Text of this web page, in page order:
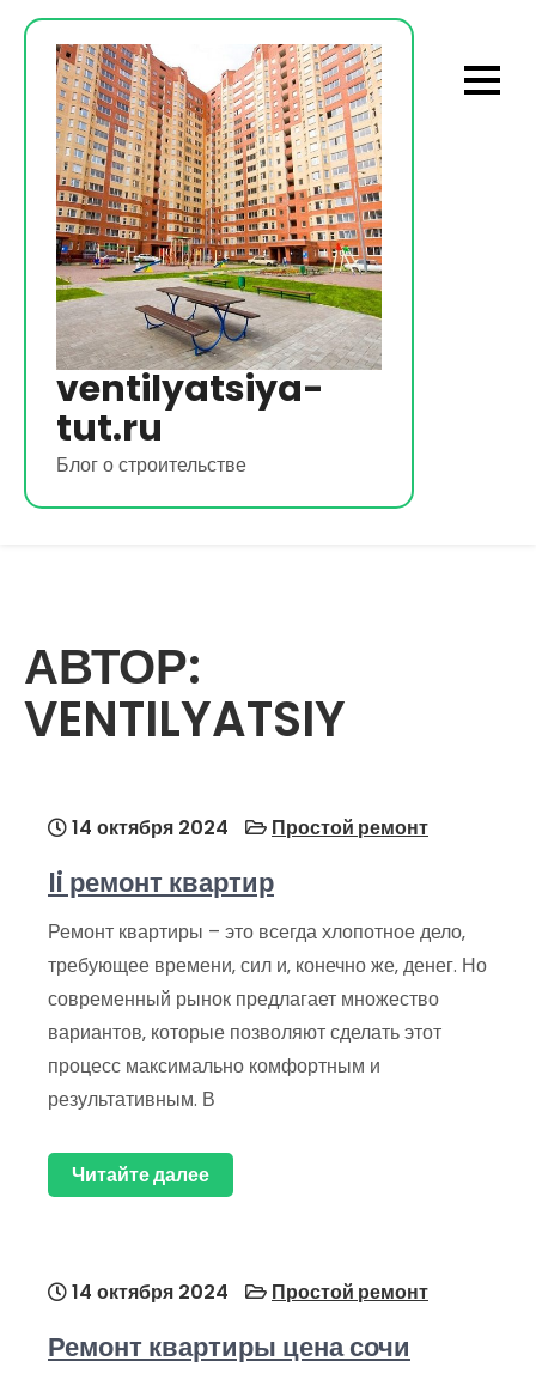
Перейти
содержимому
ventilyatsiya-
tut.ru
Блог о строительстве
АВТОР:
VENTILYATSIY
14 октября 2024 Простой ремонт
Ii ремонт квартир
Ремонт квартиры – это всегда хлопотное дело‚
требующее времени‚ сил и‚ конечно же‚ денег. Но
современный рынок предлагает множество
вариантов‚ которые позволяют сделать этот
процесс максимально комфортным и
результативным. В
Читайте далее
14 октября 2024 Простой ремонт
Ремонт квартиры цена сочи